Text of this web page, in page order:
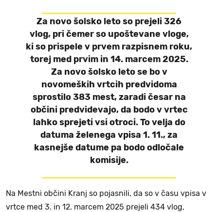
Za novo šolsko leto so prejeli 326
vlog, pri čemer so upoštevane vloge,
ki so prispele v prvem razpisnem roku,
torej med prvim in 14. marcem 2025.
Za novo šolsko leto se bo v
novomeških vrtcih predvidoma
sprostilo 383 mest, zaradi česar na
občini predvidevajo, da bodo v vrtec
lahko sprejeti vsi otroci. To velja do
datuma želenega vpisa 1. 11., za
kasnejše datume pa bodo odločale
komisije.
Na Mestni občini Kranj so pojasnili, da so v času vpisa v
vrtce med 3. in 12. marcem 2025 prejeli 434 vlog,